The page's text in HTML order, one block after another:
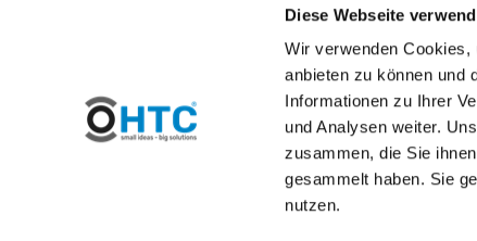
Diese Webseite
Wir verwenden Cookies,
anbieten zu können und
Informationen zu Ihrer
und Analysen weiter.
zusammen, die Sie
gesammelt haben. Sie
nutzen.
Herzlich willkommen bei PVC-